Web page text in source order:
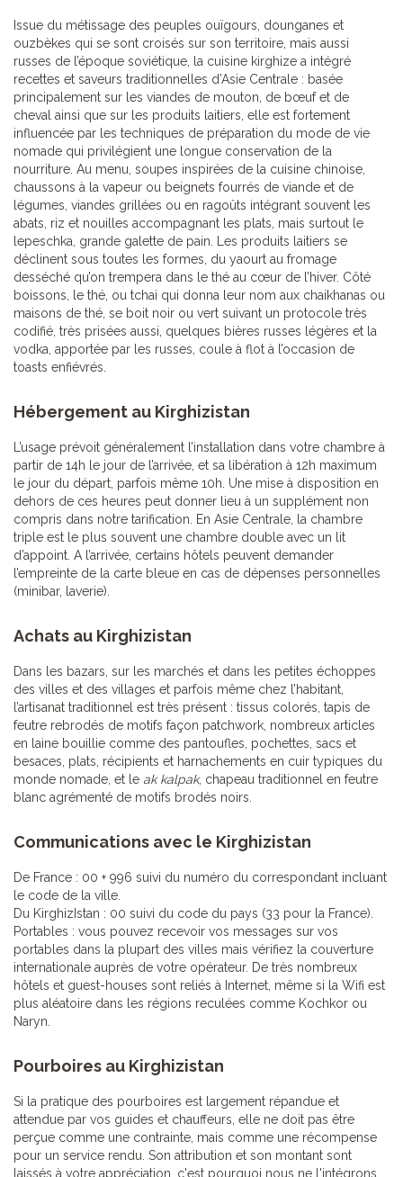
Issue du métissage des peuples ouïgours, dounganes et
ouzbèkes qui se sont croisés sur son territoire, mais aussi
russes de l’époque soviétique, la cuisine kirghize a intégré
recettes et saveurs traditionnelles d’Asie Centrale : basée
principalement sur les viandes de mouton, de bœuf et de
cheval ainsi que sur les produits laitiers, elle est fortement
influencée par les techniques de préparation du mode de vie
nomade qui privilégient une longue conservation de la
nourriture. Au menu, soupes inspirées de la cuisine chinoise,
chaussons à la vapeur ou beignets fourrés de viande et de
légumes, viandes grillées ou en ragoûts intégrant souvent les
abats, riz et nouilles accompagnant les plats, mais surtout le
lepeschka, grande galette de pain. Les produits laitiers se
déclinent sous toutes les formes, du yaourt au fromage
desséché qu’on trempera dans le thé au cœur de l’hiver. Côté
boissons, le thé, ou tchai qui donna leur nom aux chaikhanas ou
maisons de thé, se boit noir ou vert suivant un protocole très
codifié, très prisées aussi, quelques bières russes légères et la
vodka, apportée par les russes, coule à flot à l’occasion de
toasts enfiévrés.
Hébergement au Kirghizistan
L’usage prévoit généralement l’installation dans votre chambre à
partir de 14h le jour de l’arrivée, et sa libération à 12h maximum
le jour du départ, parfois même 10h. Une mise à disposition en
dehors de ces heures peut donner lieu à un supplément non
compris dans notre tarification. En Asie Centrale, la chambre
triple est le plus souvent une chambre double avec un lit
d’appoint. A l’arrivée, certains hôtels peuvent demander
l’empreinte de la carte bleue en cas de dépenses personnelles
(minibar, laverie).
Achats au Kirghizistan
Dans les bazars, sur les marchés et dans les petites échoppes
des villes et des villages et parfois même chez l’habitant,
l’artisanat traditionnel est très présent : tissus colorés, tapis de
feutre rebrodés de motifs façon patchwork, nombreux articles
en laine bouillie comme des pantoufles, pochettes, sacs et
besaces, plats, récipients et harnachements en cuir typiques du
monde nomade, et le ak kalpak, chapeau traditionnel en feutre
blanc agrémenté de motifs brodés noirs.
Communications avec le Kirghizistan
De France : 00 + 996 suivi du numéro du correspondant incluant
le code de la ville.
Du KirghizIstan : 00 suivi du code du pays (33 pour la France).
Portables : vous pouvez recevoir vos messages sur vos
portables dans la plupart des villes mais vérifiez la couverture
internationale auprès de votre opérateur. De très nombreux
hôtels et guest-houses sont reliés à Internet, même si la Wifi est
plus aléatoire dans les régions reculées comme Kochkor ou
Naryn.
Pourboires au Kirghizistan
Si la pratique des pourboires est largement répandue et
attendue par vos guides et chauffeurs, elle ne doit pas être
perçue comme une contrainte, mais comme une récompense
pour un service rendu. Son attribution et son montant sont
laissés à votre appréciation, c'est pourquoi nous ne l'intégrons